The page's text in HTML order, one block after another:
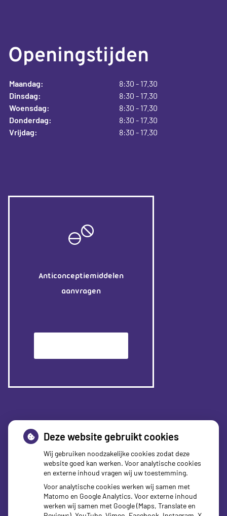
Openingstijden
Maandag:
8:30 - 17.30
Dinsdag:
8:30 - 17.30
Woensdag:
8:30 - 17.30
Donderdag:
8:30 - 17.30
Vrijdag:
8:30 - 17.30
Anticonceptiemiddelen
aanvragen
Deze website gebruikt cookies
Wij gebruiken noodzakelijke cookies zodat deze
website goed kan werken. Voor analytische cookies
en externe inhoud vragen wij uw toestemming.
Voor analytische cookies werken wij samen met
Matomo en Google Analytics. Voor externe inhoud
werken wij samen met Google (Maps, Translate en